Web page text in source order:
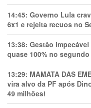
14:45: Governo Lula
6x1 e rejeita recuos no
13:38: Gestão
quase 100% no
13:29: MAMATA DAS
vira alvo da PF após
49 milhões!